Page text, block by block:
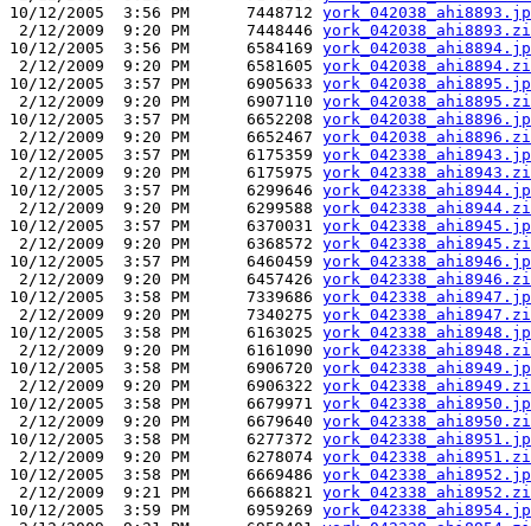
10/12/2005  3:56 PM      7448712
2/12/2009  9:20 PM      7448446
10/12/2005  3:56 PM      6584169
2/12/2009  9:20 PM      6581605
10/12/2005  3:57 PM      6905633
2/12/2009  9:20 PM      6907110
10/12/2005  3:57 PM      6652208
2/12/2009  9:20 PM      6652467
10/12/2005  3:57 PM      6175359
2/12/2009  9:20 PM      6175975
10/12/2005  3:57 PM      6299646
2/12/2009  9:20 PM      6299588
10/12/2005  3:57 PM      6370031
2/12/2009  9:20 PM      6368572
10/12/2005  3:57 PM      6460459
2/12/2009  9:20 PM      6457426
10/12/2005  3:58 PM      7339686
2/12/2009  9:20 PM      7340275
10/12/2005  3:58 PM      6163025
2/12/2009  9:20 PM      6161090
10/12/2005  3:58 PM      6906720
2/12/2009  9:20 PM      6906322
10/12/2005  3:58 PM      6679971
2/12/2009  9:20 PM      6679640
10/12/2005  3:58 PM      6277372
2/12/2009  9:20 PM      6278074
10/12/2005  3:58 PM      6669486
2/12/2009  9:21 PM      6668821
10/12/2005  3:59 PM      6959269